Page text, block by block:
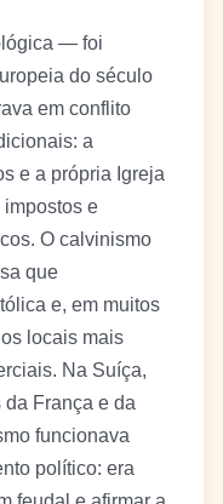
— foi
do século
em conflito
a
e a própria Igreja
e
O calvinismo
que
e, em muitos
locais mais
Na Suíça,
França e da
funcionava
político: era